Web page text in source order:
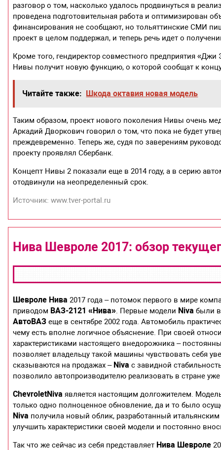
разговор о том, насколько удалось продвинуться в
проведена подготовительная работа и оптимизирован
финансирования не сообщают, но тольяттинские СМИ
проект в целом поддержал, и теперь речь идет о
Кроме того, гендиректор совместного предприятия
Нивы получит новую функцию, о которой сообщат к
Читайте также: Шкода октавия новая модель
Таким образом, проект нового поколения Нивы очень
Аркадий Дворкович говорил о том, что пока не будет
преждевременно. Теперь же, судя по заверениям
проекту проявлял Сбербанк.
Концепт Нивы 2 показали еще в 2014 году, а в серию
отодвинули на неопределенный срок.
Источник: www.tver-portal.ru
Нива Шевроле 2017: обзор
Шевроле Нива 2017 года – потомок первого в мире
приводом ВАЗ-2121 «Нива». Первые модели Niva были
АвтоВАЗ еще в сентябре 2002 года. Автомобиль
чему есть вполне логичное объяснение. При своей
характеристиками настоящего внедорожника –
позволяет владельцу такой машины чувствовать себя
сказываются на продажах – Niva с завидной
позволило автопроизводителю реализовать в стране
ChevroletNiva является настоящим долгожителем.
только одно полноценное обновление, да и то было
Niva получила новый облик, разработанный
улучшить характеристики своей модели и постоянно
Так что же сейчас из себя представляет Нива Шевроле